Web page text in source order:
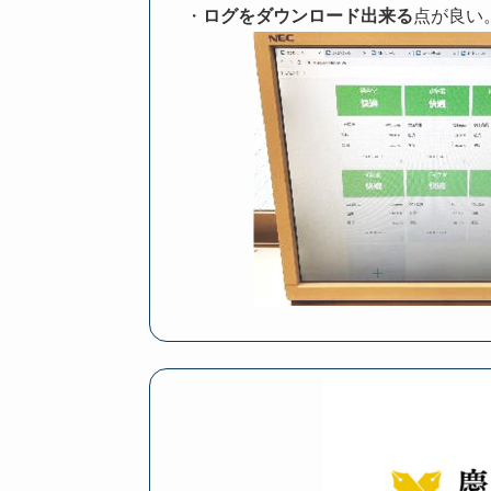
・ ログをダウンロード出来る点が良い